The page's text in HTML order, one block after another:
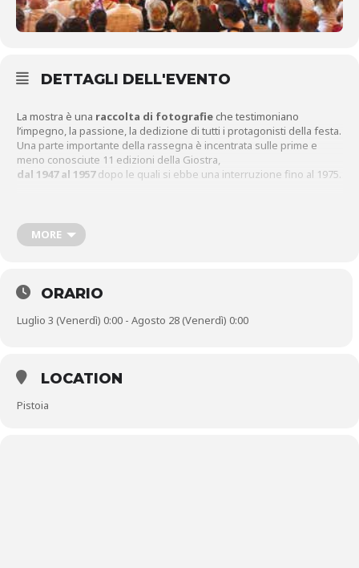
DETTAGLI DELL'EVENTO
La mostra è una raccolta di fotografieche testimoniano
l’impegno, la passione, la dedizione di tutti i protagonisti della festa.
Una parte importante della rassegna è incentrata sulle prime e
meno conosciute 11 edizioni della Giostra,
dal 1947 al 1957dopo le quali si ebbe una interruzione fino al 1975.
Nella saletta interna viene esposto ulteriore materiale iconografico
delle prime edizioni con documenti inediti e curiosi reperiti presso
l’Archivio di Stato di Pistoia.
MORE
ORARIO
Luglio 3 (Venerdì) 0:00 - Agosto 28 (Venerdì) 0:00
LOCATION
Pistoia